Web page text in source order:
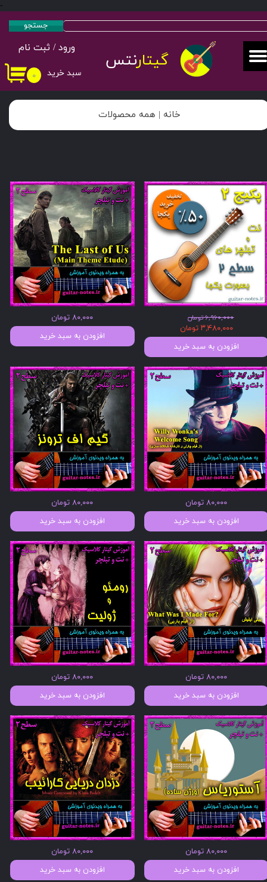
-
۰ سبد خرید
ورود / ثبت نام
حساب کاربری من
تغییر گذر واژه
خروج از حساب کاربری
گیتارنتس
جستجو
خانه | همه محصولات
۶,۹۶۰,۰۰۰ تومان
۳,۴۸۰,۰۰۰ تومان
افزودن به سبد خرید
۸۰,۰۰۰ تومان
افزودن به سبد خرید
۸۰,۰۰۰ تومان
افزودن به سبد خرید
۸۰,۰۰۰ تومان
افزودن به سبد خرید
۸۰,۰۰۰ تومان
افزودن به سبد خرید
۸۰,۰۰۰ تومان
افزودن به سبد خرید
۸۰,۰۰۰ تومان
افزودن به سبد خرید
۸۰,۰۰۰ تومان
افزودن به سبد خرید